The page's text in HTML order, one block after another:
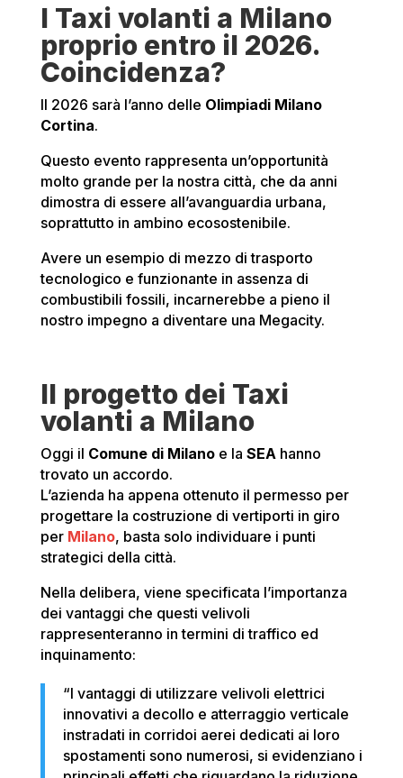
I Taxi volanti a Milano
proprio entro il 2026.
Coincidenza?
Il 2026 sarà l’anno delle Olimpiadi Milano
Cortina.
Questo evento rappresenta un’opportunità
molto grande per la nostra città, che da anni
dimostra di essere all’avanguardia urbana,
soprattutto in ambino ecosostenibile.
Avere un esempio di mezzo di trasporto
tecnologico e funzionante in assenza di
combustibili fossili, incarnerebbe a pieno il
nostro impegno a diventare una Megacity.
Il progetto dei Taxi
volanti a Milano
Oggi il Comune di Milanoe la SEA hanno
trovato un accordo.
L’azienda ha appena ottenuto il permesso per
progettare la costruzione di vertiporti in giro
per Milano, basta solo individuare i punti
strategici della città.
Nella delibera, viene specificata l’importanza
dei vantaggi che questi velivoli
rappresenteranno in termini di traffico ed
inquinamento:
“I vantaggi di utilizzare velivoli elettrici
innovativi a decollo e atterraggio verticale
instradati in corridoi aerei dedicati ai loro
spostamenti sono numerosi, si evidenziano i